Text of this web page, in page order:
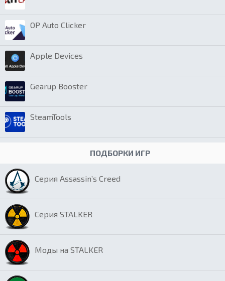
OP Auto Clicker
Apple Devices
Gearup Booster
SteamTools
ПОДБОРКИ ИГР
Серия Assassin’s Creed
Серия STALKER
Моды на STALKER